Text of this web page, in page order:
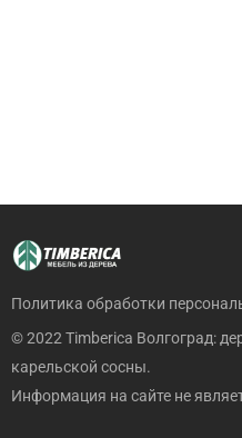
Политика обработки
© 2022 Timberica Волгоград:
карельской сосны.
Информация на сайте не